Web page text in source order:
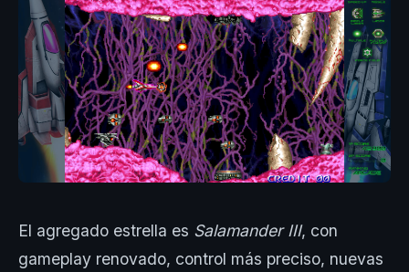
El agregado estrella es Salamander III, con
gameplay renovado, control más preciso, nuevas